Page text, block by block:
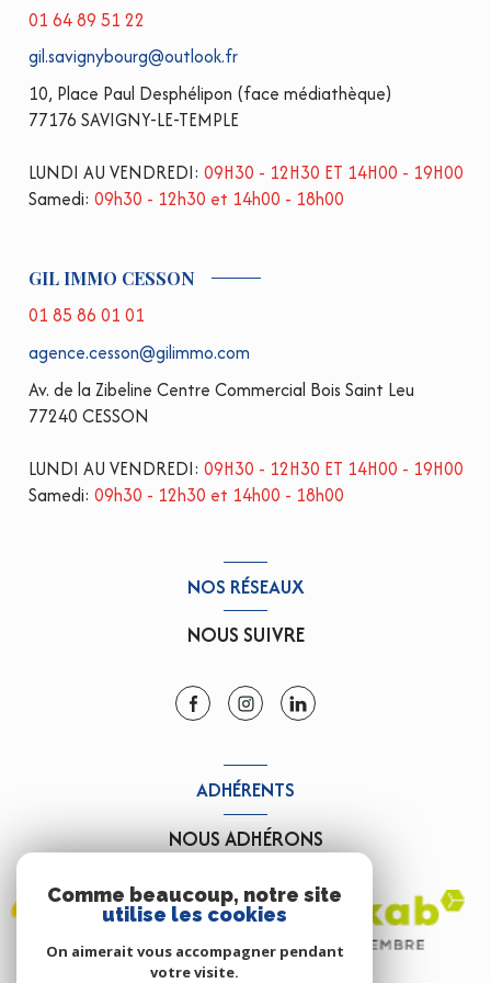
01 64 89 51 22
gil.savignybourg@outlook.fr
10, Place Paul Desphélipon (face médiathèque)
77176 SAVIGNY-LE-TEMPLE
LUNDI AU VENDREDI: 09H30 - 12H30 ET 14H00 - 19H00
Samedi: 09h30 - 12h30 et 14h00 - 18h00
GIL IMMO CESSON
01 85 86 01 01
agence.cesson@gilimmo.com
Av. de la Zibeline Centre Commercial Bois Saint Leu
77240 CESSON
LUNDI AU VENDREDI: 09H30 - 12H30 ET 14H00 - 19H00
Samedi: 09h30 - 12h30 et 14h00 - 18h00
NOS RÉSEAUX
NOUS SUIVRE
ADHÉRENTS
NOUS ADHÉRONS
Comme beaucoup, notre site
utilise les cookies
On aimerait vous accompagner pendant
votre visite.